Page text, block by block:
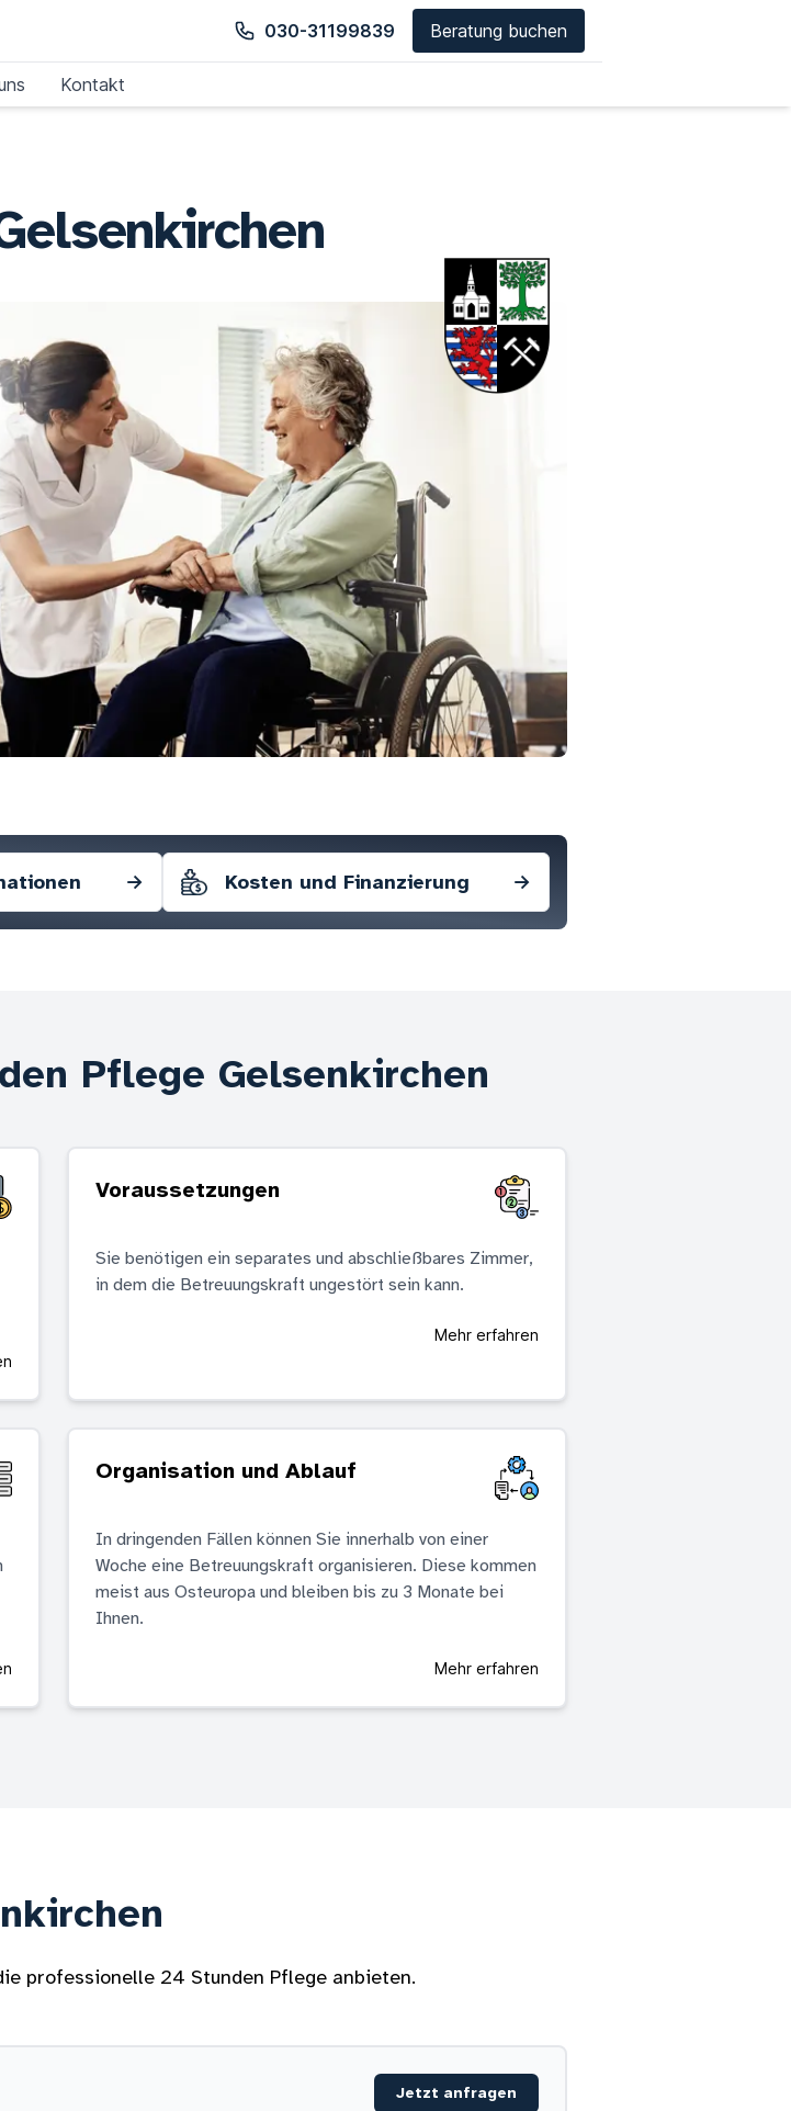
030-31199839 Beratung buchen
Kontakt
→ Kosten und Finanzierung →
Pflege Gelsenkirchen
Voraussetzungen
Sie benötigen ein separates und abschließbares Zimmer,
in dem die Betreuungskraft ungestört sein kann.
Mehr erfahren
Organisation und Ablauf
In dringenden Fällen können Sie innerhalb von einer
Woche eine Betreuungskraft organisieren. Diese kommen
meist aus Osteuropa und bleiben bis zu 3 Monate bei
Ihnen.
Mehr erfahren
professionelle 24 Stunden Pflege anbieten.
Jetzt anfragen